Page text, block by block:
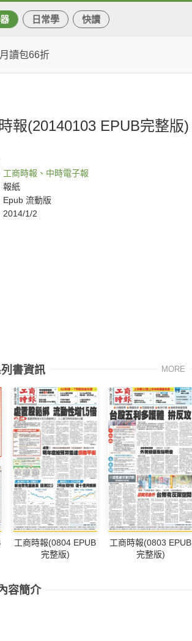
日常學 快讀
月讀包66折
報(20140103 EPUB完整版)
工商時報、中時電子報
報紙
Epub 流動版
2014/1/2
書資訊 MORE
工商時報(0804 EPUB
完整版)
工商時報(0803 EPUB
完整版)
容簡介